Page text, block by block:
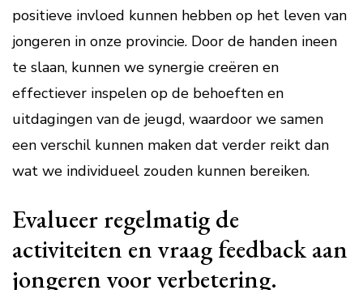
positieve invloed kunnen hebben op het leven van
jongeren in onze provincie. Door de handen ineen
te slaan, kunnen we synergie creëren en
effectiever inspelen op de behoeften en
uitdagingen van de jeugd, waardoor we samen
een verschil kunnen maken dat verder reikt dan
wat we individueel zouden kunnen bereiken.
Evalueer regelmatig de
activiteiten en vraag feedback aan
jongeren voor verbetering.